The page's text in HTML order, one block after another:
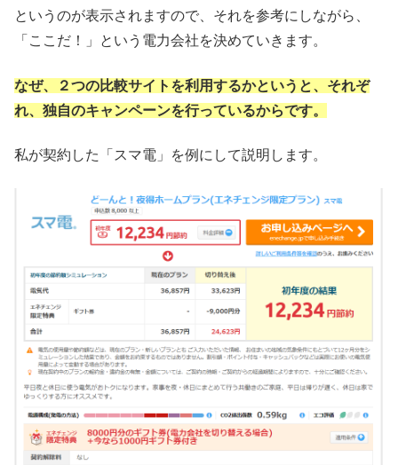
というのが表示されますので、それを参考にしながら、
「ここだ！」という電力会社を決めていきます。
なぜ、２つの比較サイトを利用するかというと、それぞ
れ、独自のキャンペーンを行っているからです。
私が契約した「スマ電」を例にして説明します。